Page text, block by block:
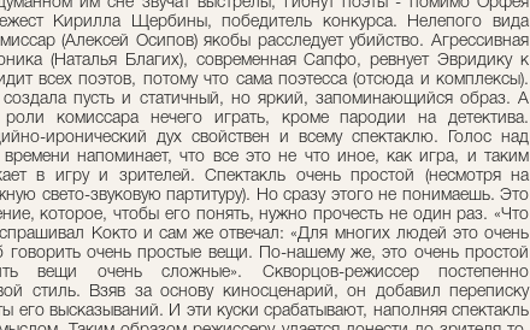
Кирилла Щербины, победитель конкурса. Нелепого вида
(Алексей Осипов) якобы расследует убийство. Агрессивная
(Наталья Благих), современная Сапфо, ревнует Эвридику к
всех поэтов, потому что сама поэтесса (отсюда и комплексы).
создала пусть и статичный, но яркий, запоминающийся образ. А
комиссара нечего играть, кроме пародии на детектива.
иронический дух свойствен и всему спектаклю. Голос над
напоминает, что все это не что иное, как игра, и таким
в игру и зрителей. Спектакль очень простой (несмотря на
свето-звуковую партитуру). Но сразу этого не понимаешь. Это
которое, чтобы его понять, нужно прочесть не один раз. «Что
спрашивал Кокто и сам же отвечал: «Для многих людей это очень
говорить очень простые вещи. По-нашему же, это очень простой
вещи очень сложные». Скворцов-режиссер постепенно
стиль. Взяв за основу киносценарий, он добавил переписку
его высказываний. И эти куски срабатывают, наполняя спектакль